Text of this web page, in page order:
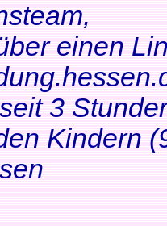
einen
3
Kindern